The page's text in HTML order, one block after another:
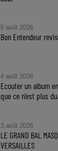
5 août 2026
Bon Entendeur
4 août 2026
Ecouter un album
que ce n’est plus
3 août 2026
LE GRAND BAL
VERSAILLES